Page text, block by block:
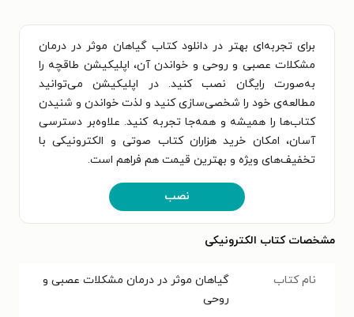
برای تجربه‌ای بهتر در دانلود کتاب گیاهان موثر در درمان
مشکلات عصبی و روحی و خواندن آن، اپلیکیشن طاقچه را
به‌صورت رایگان نصب کنید. در اپلیکیشن می‌توانید
مطالعه‌ی خود را شخصی‌سازی کنید و لذت خواندن و شنیدن
کتاب‌ها را همیشه و همه‌جا تجربه کنید. علاوه‌بر دسترسی
آسان، امکان خرید هزاران کتاب صوتی و الکترونیکی با
تخفیف‌های ویژه و بهترین قیمت هم فراهم است.
نصب
مشخصات کتاب الکترونیکی
نام کتاب
گیاهان موثر در درمان مشکلات عصبی و
روحی